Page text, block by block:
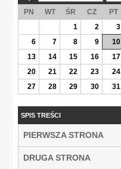
PN WT ŚR CZ PT
1
2 3
6
7 8 9 10
13
14 15 16 17
20
21 22 23 24
27
28 29 30 31
SPIS TREŚCI
PIERWSZA STRONA
DRUGA STRONA